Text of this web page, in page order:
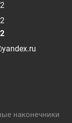
наконечники